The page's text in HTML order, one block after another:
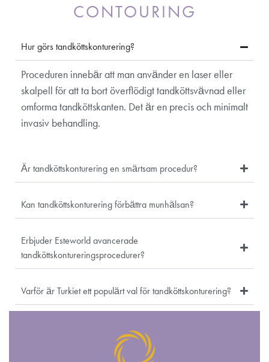
CONTOURING
Hur görs tandköttskonturering?
Proceduren innebär att man använder en laser eller
skalpell för att ta bort överflödigt tandköttsvävnad eller
omforma tandköttskanten. Det är en precis och minimalt
invasiv behandling.
Är tandköttskonturering en smärtsam procedur?
Kan tandköttskonturering förbättra munhälsan?
Erbjuder Esteworld avancerade
tandköttskontureringsprocedurer?
Varför är Turkiet ett populärt val för tandköttskonturering?